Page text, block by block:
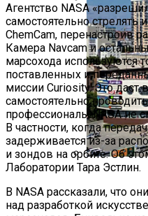
Как
Самые
Агентство NASA
самостоятельно стрелять
ChemCam, перенастроив
Камера Navcam и
марсохода используются
поставленных и
миссии Curiosity. Это даст
самостоятельно
профессионалы NASA не
В частности, когда
задерживается из-за
и зондов на орбите. Об
Лаборатории Тара Эстлин.
В NASA рассказали, что
над разработкой